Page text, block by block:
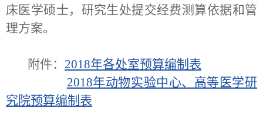
床医学硕士，研究生处提交经费测算依据和管
理方案。
附件： 2018年各处室预算编制表
2018年动物实验中心、高等医学研
究院预算编制表